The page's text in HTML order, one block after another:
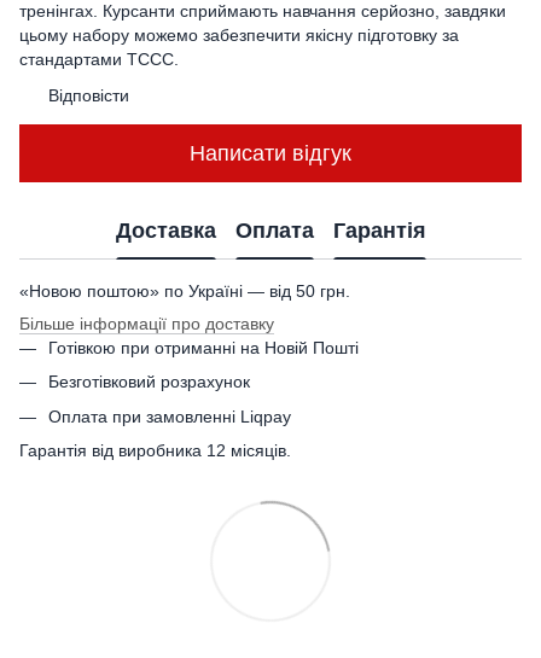
тренінгах. Курсанти сприймають навчання серйозно, завдяки
цьому набору можемо забезпечити якісну підготовку за
стандартами TCCC.
Відповісти
Написати відгук
Доставка Оплата Гарантія
«Новою поштою» по Україні — від 50 грн.
Більше інформації про доставку
Готівкою при отриманні на Новій Пошті
Безготівковий розрахунок
Оплата при замовленні Liqpay
Гарантія від виробника 12 місяців.